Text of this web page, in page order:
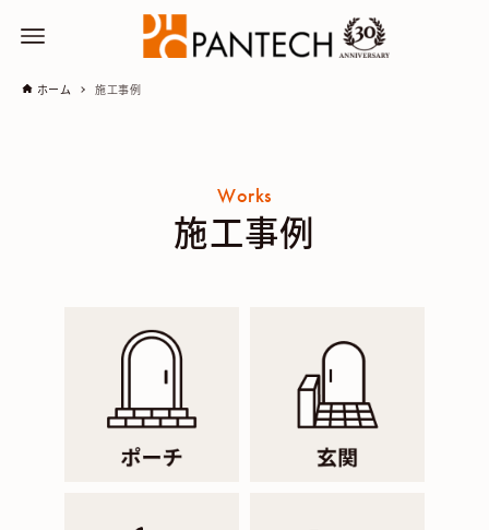
ホーム 施工事例
Works
施工事例